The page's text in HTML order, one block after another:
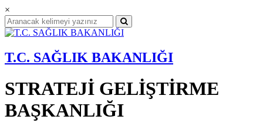
×
T.C. SAĞLIK BAKANLIĞI
STRATEJİ GELİŞTİRME
BAŞKANLIĞI